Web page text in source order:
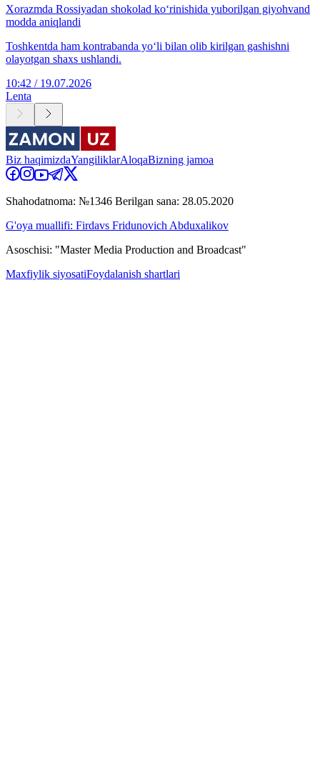
Xorazmda Rossiyadan shokolad ko‘rinishida yuborilgan giyohvand
modda aniqlandi
Toshkentda ham kontrabanda yo‘li bilan olib kirilgan gashishni
olayotgan shaxs ushlandi.
10:42 / 19.07.2026
Lenta
Biz haqimizdaYangiliklarAloqaBizning jamoa
Shahodatnoma: №1346 Berilgan sana: 28.05.2020
G'oya muallifi: Firdavs Fridunovich Abduxalikov
Asoschisi: "Master Media Production and Broadcast"
Maxfiylik siyosatiFoydalanish shartlari